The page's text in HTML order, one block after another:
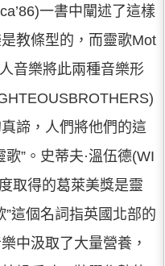
一書中闡述了這樣
教條型的，而靈歌Mot
音樂將此兩種音樂形
諦，人們將他們的這
”。史蒂夫·溫伍德(WI
取得的葛萊美獎是靈
這個名詞指英國北部的
中汲取了大量營養，